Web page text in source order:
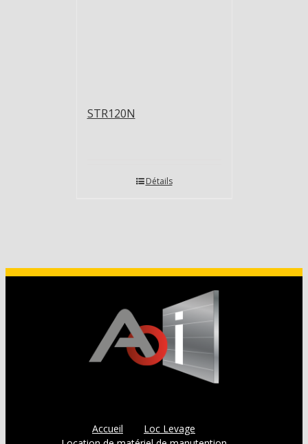
STR120N
Détails
Accueil
Loc Levage